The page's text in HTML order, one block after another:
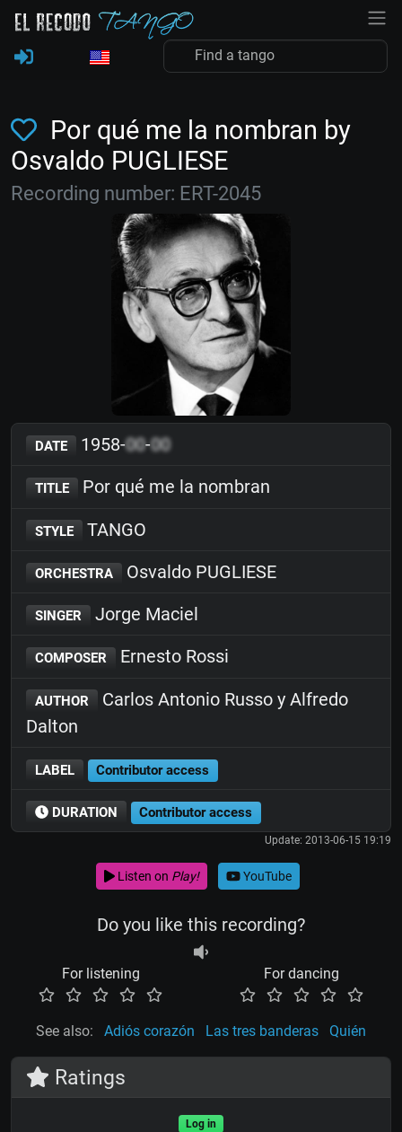
Por qué me la nombran by
Osvaldo PUGLIESE
Recording number: ERT-2045
DATE 1958-00-00
TITLE Por qué me la nombran
STYLE TANGO
ORCHESTRA Osvaldo PUGLIESE
SINGER Jorge Maciel
COMPOSER Ernesto Rossi
AUTHOR
Carlos Antonio Russo y Alfredo
Dalton
LABEL Contributor access
DURATION Contributor access
Update: 2013-06-15 19:19
Listen on Play! YouTube
Do you like this recording?
For listening For dancing
See also: Adiós corazón Las tres banderas Quién
Ratings
Log in